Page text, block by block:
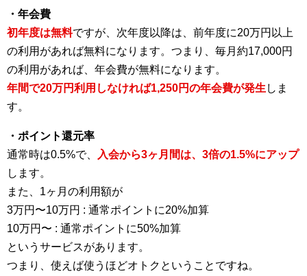
・年会費
初年度は無料ですが、次年度以降は、前年度に20万円以上
の利用があれば無料になります。つまり、毎月約17,000円
の利用があれば、年会費が無料になります。
年間で20万円利用しなければ1,250円の年会費が発生 しま
す。
・ポイント還元率
通常時は0.5%で、
入会から3ヶ月間は、3倍の1.5%にアップ
します。
また、1ヶ月の利用額が
3万円〜10万円 : 通常ポイントに20%加算
10万円〜 : 通常ポイントに50%加算
というサービスがあります。
つまり、使えば使うほどオトクということですね。